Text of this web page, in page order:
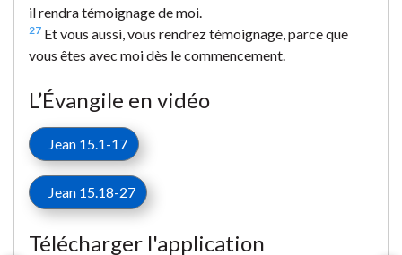
il rendra témoignage de moi.
27 Et vous aussi, vous rendrez témoignage, parce que
vous êtes avec moi dès le commencement.
L’Évangile en vidéo
Jean 15.1-17
Jean 15.18-27
Télécharger l'application